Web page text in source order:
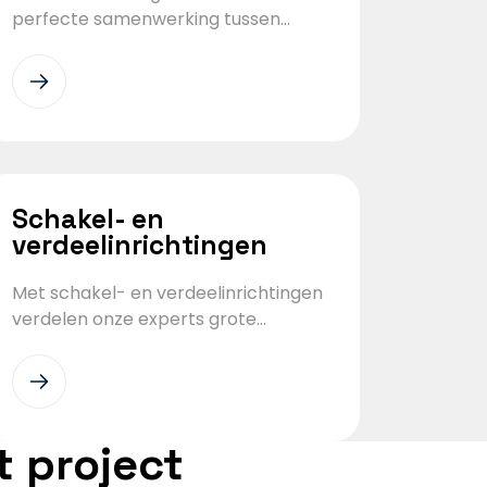
perfecte samenwerking tussen
operators in staat om
machineparameters en -
Schakel- en
verdeelinrichtingen
Met schakel- en verdeelinrichtingen
verdelen onze experts grote
groepen en verzorgen ze de
voedingsspanning over
project